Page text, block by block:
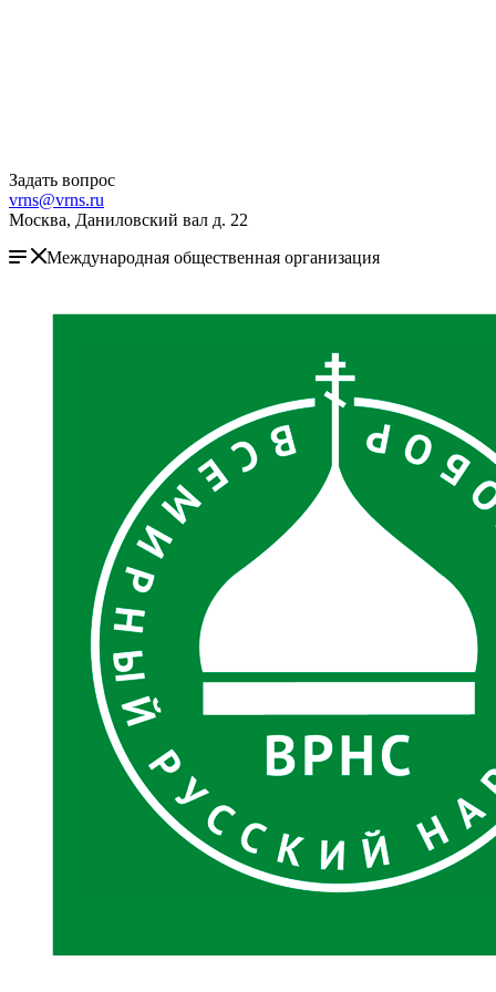
Задать вопрос
vrns@vrns.ru
Москва, Даниловский вал д. 22
Международная общественная организация